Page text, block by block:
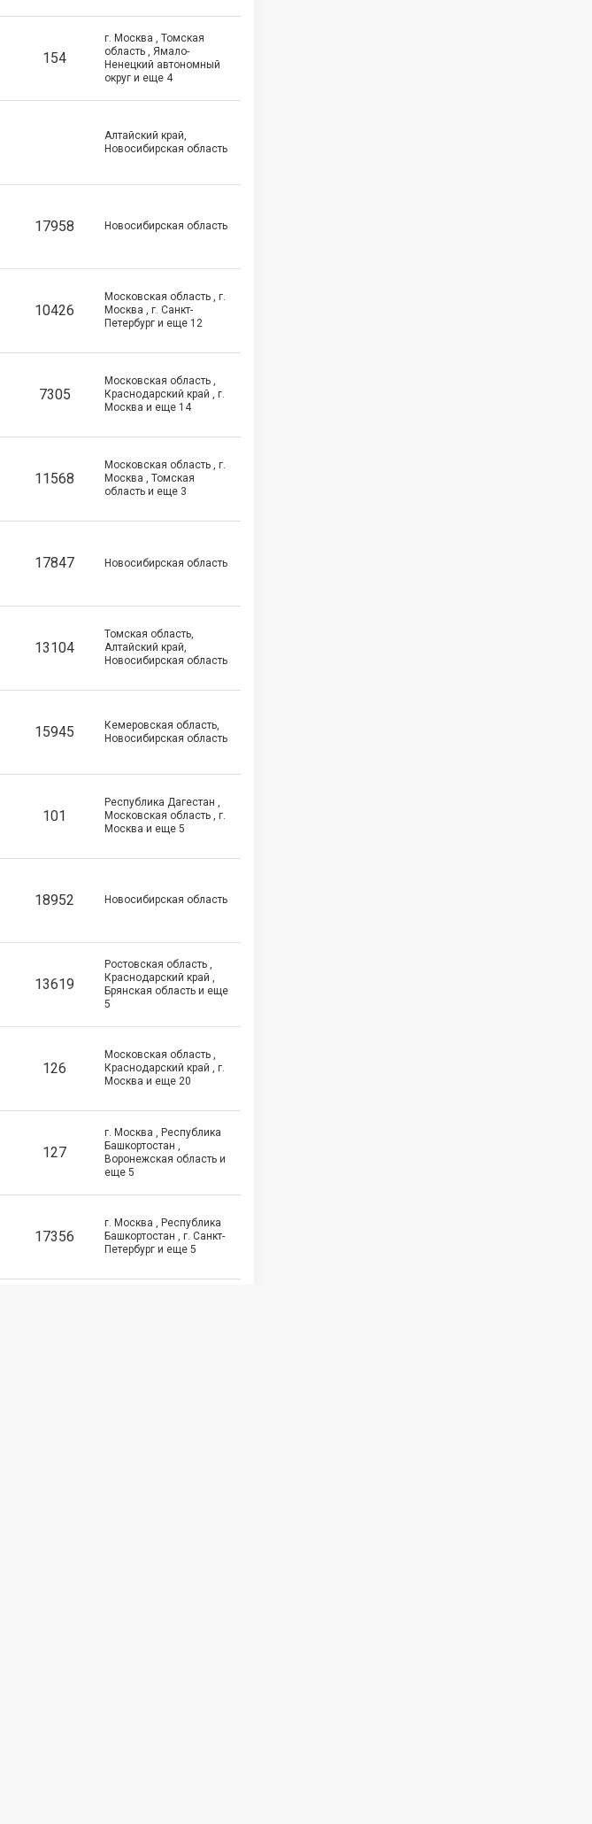
154
г. Москва , Томская
область , Ямало-
Ненецкий автономный
округ и еще 4
Алтайский край,
Новосибирская область
17958 Новосибирская область
10426
Московская область , г.
Москва , г. Санкт-
Петербург и еще 12
7305
Московская область ,
Краснодарский край , г.
Москва и еще 14
11568
Московская область , г.
Москва , Томская
область и еще 3
17847 Новосибирская область
13104
Томская область,
Алтайский край,
Новосибирская область
15945
Кемеровская область,
Новосибирская область
101
Республика Дагестан ,
Московская область , г.
Москва и еще 5
18952 Новосибирская область
13619
Ростовская область ,
Краснодарский край ,
Брянская область и еще
5
126
Московская область ,
Краснодарский край , г.
Москва и еще 20
127
г. Москва , Республика
Башкортостан ,
Воронежская область и
еще 5
17356
г. Москва , Республика
Башкортостан , г. Санкт-
Петербург и еще 5